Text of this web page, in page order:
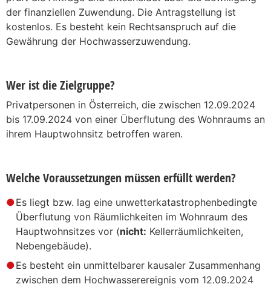
der finanziellen Zuwendung. Die Antragstellung ist
kostenlos. Es besteht kein Rechtsanspruch auf die
Gewährung der Hochwasserzuwendung.
Wer ist die Zielgruppe?
Privatpersonen in Österreich, die zwischen 12.09.2024
bis 17.09.2024 von einer Überflutung des Wohnraums an
ihrem Hauptwohnsitz betroffen waren.
Welche Voraussetzungen müssen erfüllt werden?
Es liegt bzw. lag eine unwetterkatastrophenbedingte
Überflutung von Räumlichkeiten im Wohnraum des
Hauptwohnsitzes vor (nicht: Kellerräumlichkeiten,
Nebengebäude).
Es besteht ein unmittelbarer kausaler Zusammenhang
zwischen dem Hochwasserereignis vom 12.09.2024